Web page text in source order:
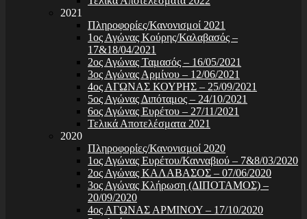
2021
Πληροφορίες/Κανονισμοί 2021
1ος Αγώνας Κούρης/Καλαβασός –
17&18/04/2021
2ος Αγώνας Ταμασός – 16/05/2021
3ος Αγώνας Αρμίνου – 12/06/2021
4ος ΑΓΩΝΑΣ ΚΟΥΡΗΣ – 25/09/2021
5ος Αγώνας Διπόταμος – 24/10/2021
6ος Αγώνας Ευρέτου – 27/11/2021
Τελικά Αποτελέσματα 2021
2020
Πληροφορίες/Κανονισμοί 2020
1ος Αγώνας Ευρέτου/Κανναβιού – 7&8/03/2020
2ος Αγώνας ΚΑΛΑΒΑΣΟΣ – 07/06/2020
3ος Αγώνας Κλήρωση (ΔΙΠΟΤΑΜΟΣ) –
20/09/2020
4ος ΑΓΩΝΑΣ ΑΡΜΙΝΟΥ – 17/10/2020